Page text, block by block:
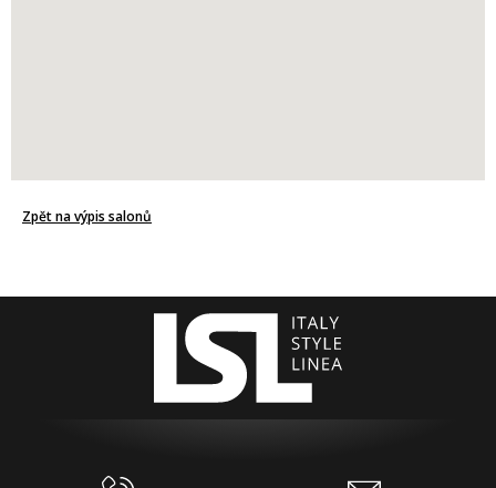
Zpět na výpis salonů